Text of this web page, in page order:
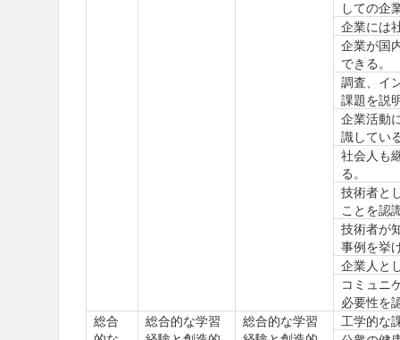
しての企
企業には
企業が国
できる。
調査、イ
課題を説
企業活動
識してい
社会人も
る。
技術者と
ことを認
技術者が
事例を挙
企業人と
コミュニ
必要性を
総合
総合的な学習
総合的な学習
工学的な